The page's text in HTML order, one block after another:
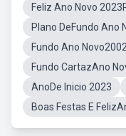
Feliz Ano Novo
Plano DeFundo Ano
Fundo Ano
Fundo CartazAno
AnoDe Inicio 2023
Boas Festas E